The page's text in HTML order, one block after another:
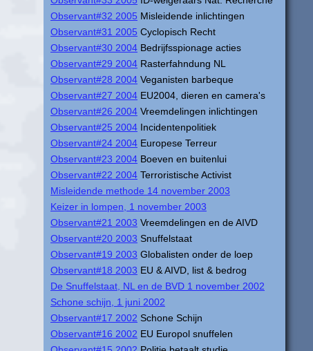
Observant#32 2005 Misleidende inlichtingen
Observant#31 2005 Cyclopisch Recht
Observant#30 2004 Bedrijfsspionage acties
Observant#29 2004 Rasterfahndung NL
Observant#28 2004 Veganisten barbeque
Observant#27 2004 EU2004, dieren en camera's
Observant#26 2004 Vreemdelingen inlichtingen
Observant#25 2004 Incidentenpolitiek
Observant#24 2004 Europese Terreur
Observant#23 2004 Boeven en buitenlui
Observant#22 2004 Terroristische Activist
Misleidende methode 14 november 2003
Keizer in lompen, 1 november 2003
Observant#21 2003 Vreemdelingen en de AIVD
Observant#20 2003 Snuffelstaat
Observant#19 2003 Globalisten onder de loep
Observant#18 2003 EU & AIVD, list & bedrog
De Snuffelstaat, NL en de BVD 1 november 2002
Schone schijn, 1 juni 2002
Observant#17 2002 Schone Schijn
Observant#16 2002 EU Europol snuffelen